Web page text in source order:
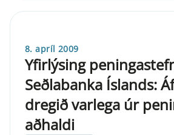
8. apríl 2009
Yfirlýsing
Seðlabanka Íslands:
dregið varlega úr
aðhaldi